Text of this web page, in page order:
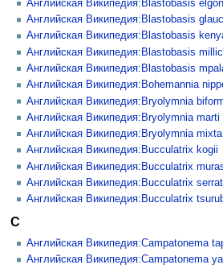
Английская Википедия:Blastobasis
Английская Википедия:Blastobasis
Английская Википедия:Blastobasis
Английская Википедия:Blastobasis
Английская Википедия:Blastobasis
Английская Википедия:Bohemannia
Английская Википедия:Bryolymnia
Английская Википедия:Bryolymnia marti
Английская Википедия:Bryolymnia mixta
Английская Википедия:Bucculatrix kogii
Английская Википедия:Bucculatrix
Английская Википедия:Bucculatrix
Английская Википедия:Bucculatrix
C
Английская Википедия:Campatonema
Английская Википедия:Campatonema